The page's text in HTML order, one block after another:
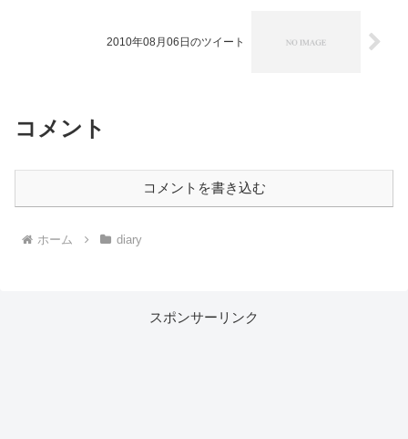
2010年08月06日のツイート
コメント
コメントを書き込む
ホーム diary
スポンサーリンク